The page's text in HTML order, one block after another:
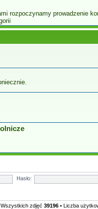
rozpoczynamy prowadzenie
Hasło:
Wszystkich zdjęć 39196 • Liczba